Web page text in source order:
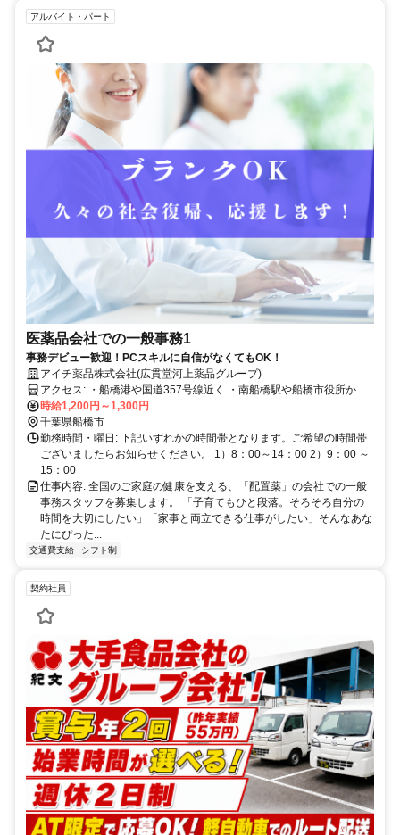
アルバイト・パート
医薬品会社での一般事務1
事務デビュー歓迎！PCスキルに自信がなくてもOK！
アイチ薬品株式会社(広貫堂河上薬品グループ)
アクセス: ・船橋港や国道357号線近く ・南船橋駅や船橋市役所から
車で10分程
時給1,200円～1,300円
千葉県船橋市
勤務時間・曜日: 下記いずれかの時間帯となります。ご希望の時間帯
ございましたらお知らせください。 1）8：00～14：00 2）9：00 ～
15：00
仕事内容: 全国のご家庭の健康を支える、「配置薬」の会社での一般
事務スタッフを募集します。 「子育てもひと段落。そろそろ自分の
時間を大切にしたい」「家事と両立できる仕事がしたい」そんなあな
たにぴった...
交通費支給 シフト制
契約社員